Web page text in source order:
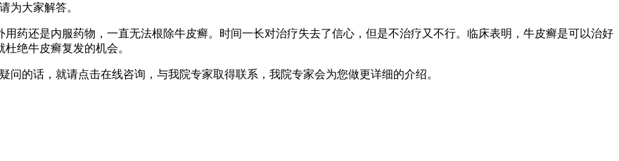
为大家解答。
药还是内服药物，一直无法根除牛皮癣。时间一长对治疗失去了信心，但是不治疗又不行。临床表明，牛皮癣是可以治好
绝牛皮癣复发的机会。
的话，就请点击在线咨询，与我院专家取得联系，我院专家会为您做更详细的介绍。